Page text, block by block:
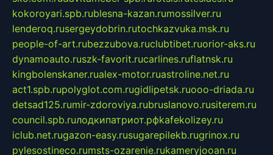
kokoroyari.spb.rublesna-kazan.rumossilver.ru
lenderoq.rusergeydobrin.rutochkazvuka.msk.ru
people-of-art.rubezzubova.ruclubtibet.ruorior-aks.ru
dynamoauto.ruszk-favorit.rucarlines.ruflatnsk.ru
kingbolenskaner.rualex-motor.ruastroline.net.ru
act1.spb.rupolyglot.com.rugidlipetsk.ruooo-driada.ru
detsad125.rumir-zdoroviya.rubruslanovo.rusiterem.ru
council.spb.ruлодкипатриот.рфkafekolizey.ru
iclub.net.rugazon-easy.rusugarepilekb.rugrinox.ru
pylesostineco.rumsts-ozarenie.rukameryjooan.ru